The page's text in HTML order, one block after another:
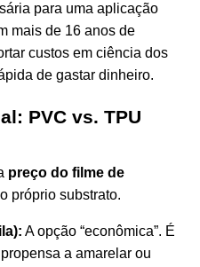
para uma aplicação
mais de 16 anos de
custos em ciência dos
de gastar dinheiro.
PVC vs. TPU
preço do filme de
próprio substrato.
A opção “econômica”. É
a amarelar ou